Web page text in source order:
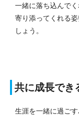
一緒に落ち込んで
寄り添ってくれる
しょう。
共に成長でき
生涯を一緒に過ご